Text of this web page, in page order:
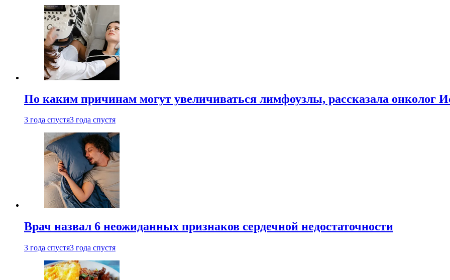
По каким причинам могут увеличиваться лимфоузлы, рассказала онколог
3 года спустя3 года спустя
Врач назвал 6 неожиданных признаков сердечной недостаточности
3 года спустя3 года спустя